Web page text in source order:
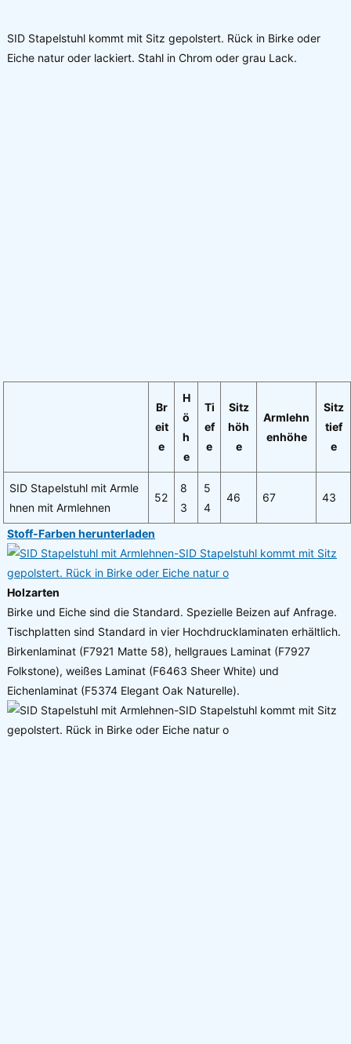
SID Stapelstuhl kommt mit Sitz gepolstert. Rück in Birke oder
Eiche natur oder lackiert. Stahl in Chrom oder grau Lack.
Br
eit
e
H
ö
h
e
Ti
ef
e
Sitz
höh
e
Armlehn
enhöhe
Sitz
tief
e
SID Stapelstuhl mit Armle
hnen mit Armlehnen
52
8
3
5
4
46 67 43
Stoff-Farben herunterladen
Holzarten
Birke und Eiche sind die Standard. Spezielle Beizen auf Anfrage.
Tischplatten sind Standard in vier Hochdrucklaminaten erhältlich.
Birkenlaminat (F7921 Matte 58), hellgraues Laminat (F7927
Folkstone), weißes Laminat (F6463 Sheer White) und
Eichenlaminat (F5374 Elegant Oak Naturelle).